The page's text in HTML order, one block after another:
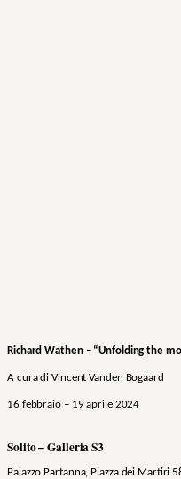
Richard Wathen – “Unfolding the
A cura di Vincent Vanden Bogaard
16 febbraio – 19 aprile 2024
Solito – Galleria S3
Palazzo Partanna, Piazza dei Martiri